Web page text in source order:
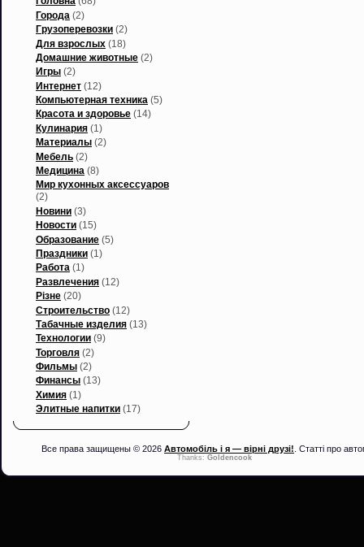
Города (2)
Грузоперевозки (2)
Для взрослых (18)
Домашние животные (2)
Игры (2)
Интернет (12)
Компьютерная техника (5)
Красота и здоровье (14)
Кулинария (1)
Материалы (2)
Мебель (2)
Медицина (8)
Мир кухонных аксессуаров
(2)
Новини (3)
Новости (15)
Образование (5)
Праздники (1)
Работа (1)
Развлечения (12)
Різне (20)
Строительство (12)
Табачные изделия (13)
Технологии (9)
Торговля (2)
Фильмы (2)
Финансы (13)
Химия (1)
Элитные напитки (17)
Все права защищены © 2026 Автомобіль і я — вірні друзі! . Статті про
Thanks: Goldencook